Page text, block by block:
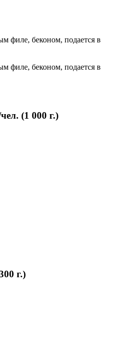
филе, беконом, подается в
филе, беконом, подается в
(1 000 г.)
г.)